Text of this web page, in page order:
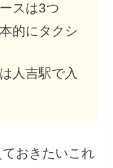
スは3つ
的にタクシ
人吉駅で入
おきたいこれ